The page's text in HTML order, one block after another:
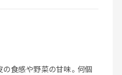
の食感や野菜の甘味。 何個